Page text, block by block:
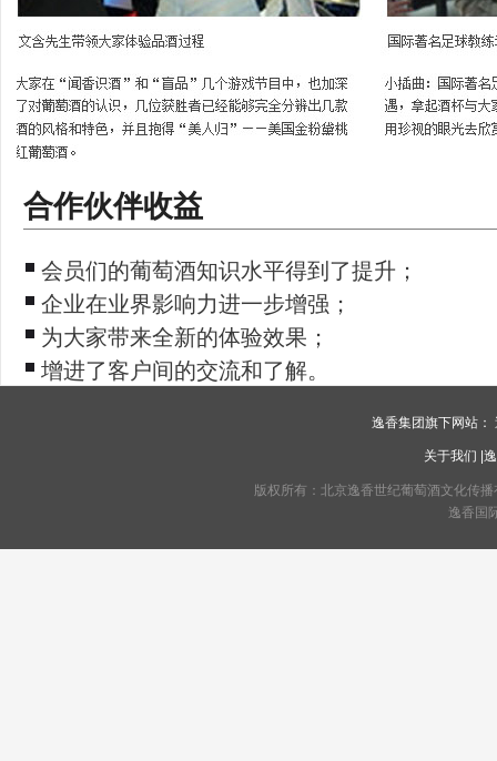
合作伙伴收益
会员们的葡萄酒知识水平得到了提升；
企业在业界影响力进一步增强；
为大家带来全新的体验效果；
增进了客户间的交流和了解。
逸香集团旗下网站：
关于我们
版权所有：北京逸香世纪葡萄酒文化传
逸香国